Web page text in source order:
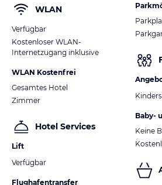
WLAN
Verfügbar
Kostenloser WLAN-
Internetzugang inklusive
WLAN Kostenfrei
Gesamtes Hotel
Zimmer
Hotel Services
Lift
Verfügbar
Flughafentransfer
Baby-
Keine